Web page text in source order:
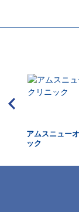
アムスニュー
ック